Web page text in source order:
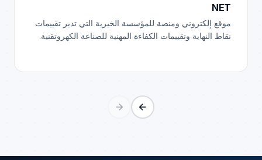
NET
موقع إلكتروني ومنصة للمؤسسة الخيرية التي تدير تقييمات
نقاط النهاية وتقييمات الكفاءة المهنية للصناعة الكهروتقنية.